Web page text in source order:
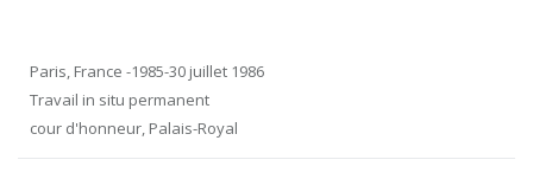
Paris, France -1985-30 juillet 1986
Travail in situ permanent
cour d'honneur, Palais-Royal